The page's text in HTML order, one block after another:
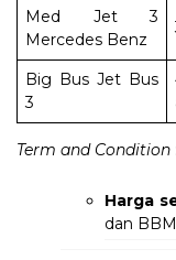
Med Jet 3
Mercedes Benz
Big Bus Jet Bus
3
Term and Condition
Harga
dan BBM